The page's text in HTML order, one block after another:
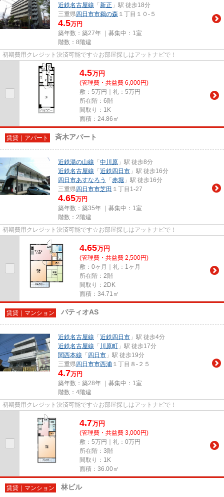
近鉄名古屋線 「 新正 」駅 徒歩18分
三重県四日市市鵜の森 １丁目１０-５
4.5万円
築年数：築27年 ｜募集中： 1室
階数：8階建
初期費用クレジット決済可能です☆お部屋探しはアットナビで！
4.5万円
(管理費・共益費 6,000円)
敷：5万円｜礼：5万円
所在階：6階
間取り：1K
面積：24.86㎡
賃貸｜アパート 斉木アパート
近鉄湯の山線 「 中川原 」駅 徒歩8分
近鉄名古屋線 「 近鉄四日市 」駅 徒歩16分
四日市あすなろう
「 赤堀 」駅 徒歩16分
三重県四日市市芝田 １丁目1-27
4.65万円
築年数：築35年 ｜募集中： 1室
階数：2階建
初期費用クレジット決済可能です☆お部屋探しはアットナビで！
4.65万円
(管理費・共益費 2,500円)
敷：0ヶ月｜礼：1ヶ月
所在階：2階
間取り：2DK
面積：34.71㎡
賃貸｜マンション パティオAS
近鉄名古屋線 「 近鉄四日市 」駅 徒歩4分
近鉄名古屋線 「 川原町 」駅 徒歩17分
関西本線 「 四日市 」駅 徒歩19分
三重県四日市市西浦 １丁目８-２５
4.7万円
築年数：築28年 ｜募集中： 1室
階数：4階建
初期費用クレジット決済可能です☆お部屋探しはアットナビで！
4.7万円
(管理費・共益費 3,000円)
敷：5万円｜礼：0万円
所在階：3階
間取り：1K
面積：36.00㎡
賃貸｜マンション 林ビル